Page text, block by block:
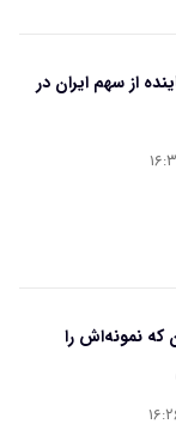
از سهم ایران در
که نمونه‌اش را